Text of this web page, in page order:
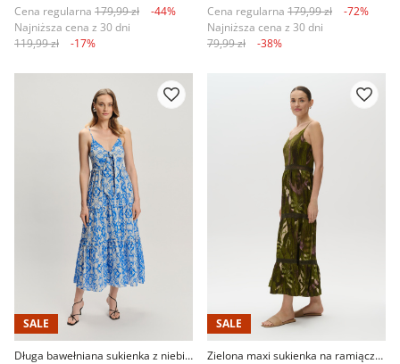
Cena regularna 179,99 zł
-44%
Najniższa cena z 30 dni
119,99 zł
-17%
Cena regularna 179,99 zł
-72%
Najniższa cena z 30 dni
79,99 zł
-38%
SALE
Długa bawełniana sukienka z niebieskim wzorem
SALE
Zielona maxi sukienka na ramiączka wzór tropic